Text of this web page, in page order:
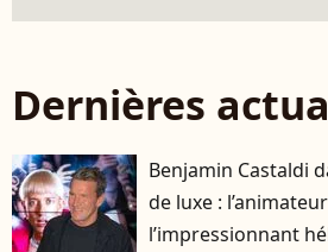
Dernières
Benjamin Castaldi
de luxe :
l’impressionnant